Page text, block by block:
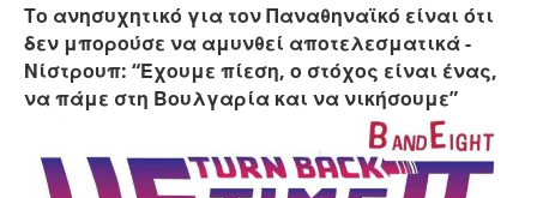
Το ανησυχητικό για τον Παναθηναϊκό είναι ότι
δεν μπορούσε να αμυνθεί αποτελεσματικά -
Νίστρουπ: “Έχουμε πίεση, ο στόχος είναι ένας,
να πάμε στη Βουλγαρία και να νικήσουμε”